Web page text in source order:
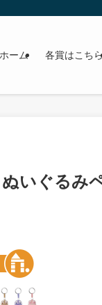
ホーム 各賞はこち
いぐるみ